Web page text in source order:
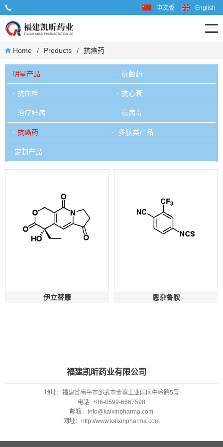
中文版 English
Home / Products / 抗癌药
明星产品 抗菌药
抗血栓 抗心衰
治疗肝病 抗病毒
抗癌药 多肽类产品
定制产品
伊立替康 恩杂鲁胺
福建凯昕药业有限公司
地址：福建省南平市邵武市金塘工业园区牛岭路5号
电话: +86-0599-6667598
邮箱：info@kaixinpharma.com
网址：http://www.kaixinpharma.com